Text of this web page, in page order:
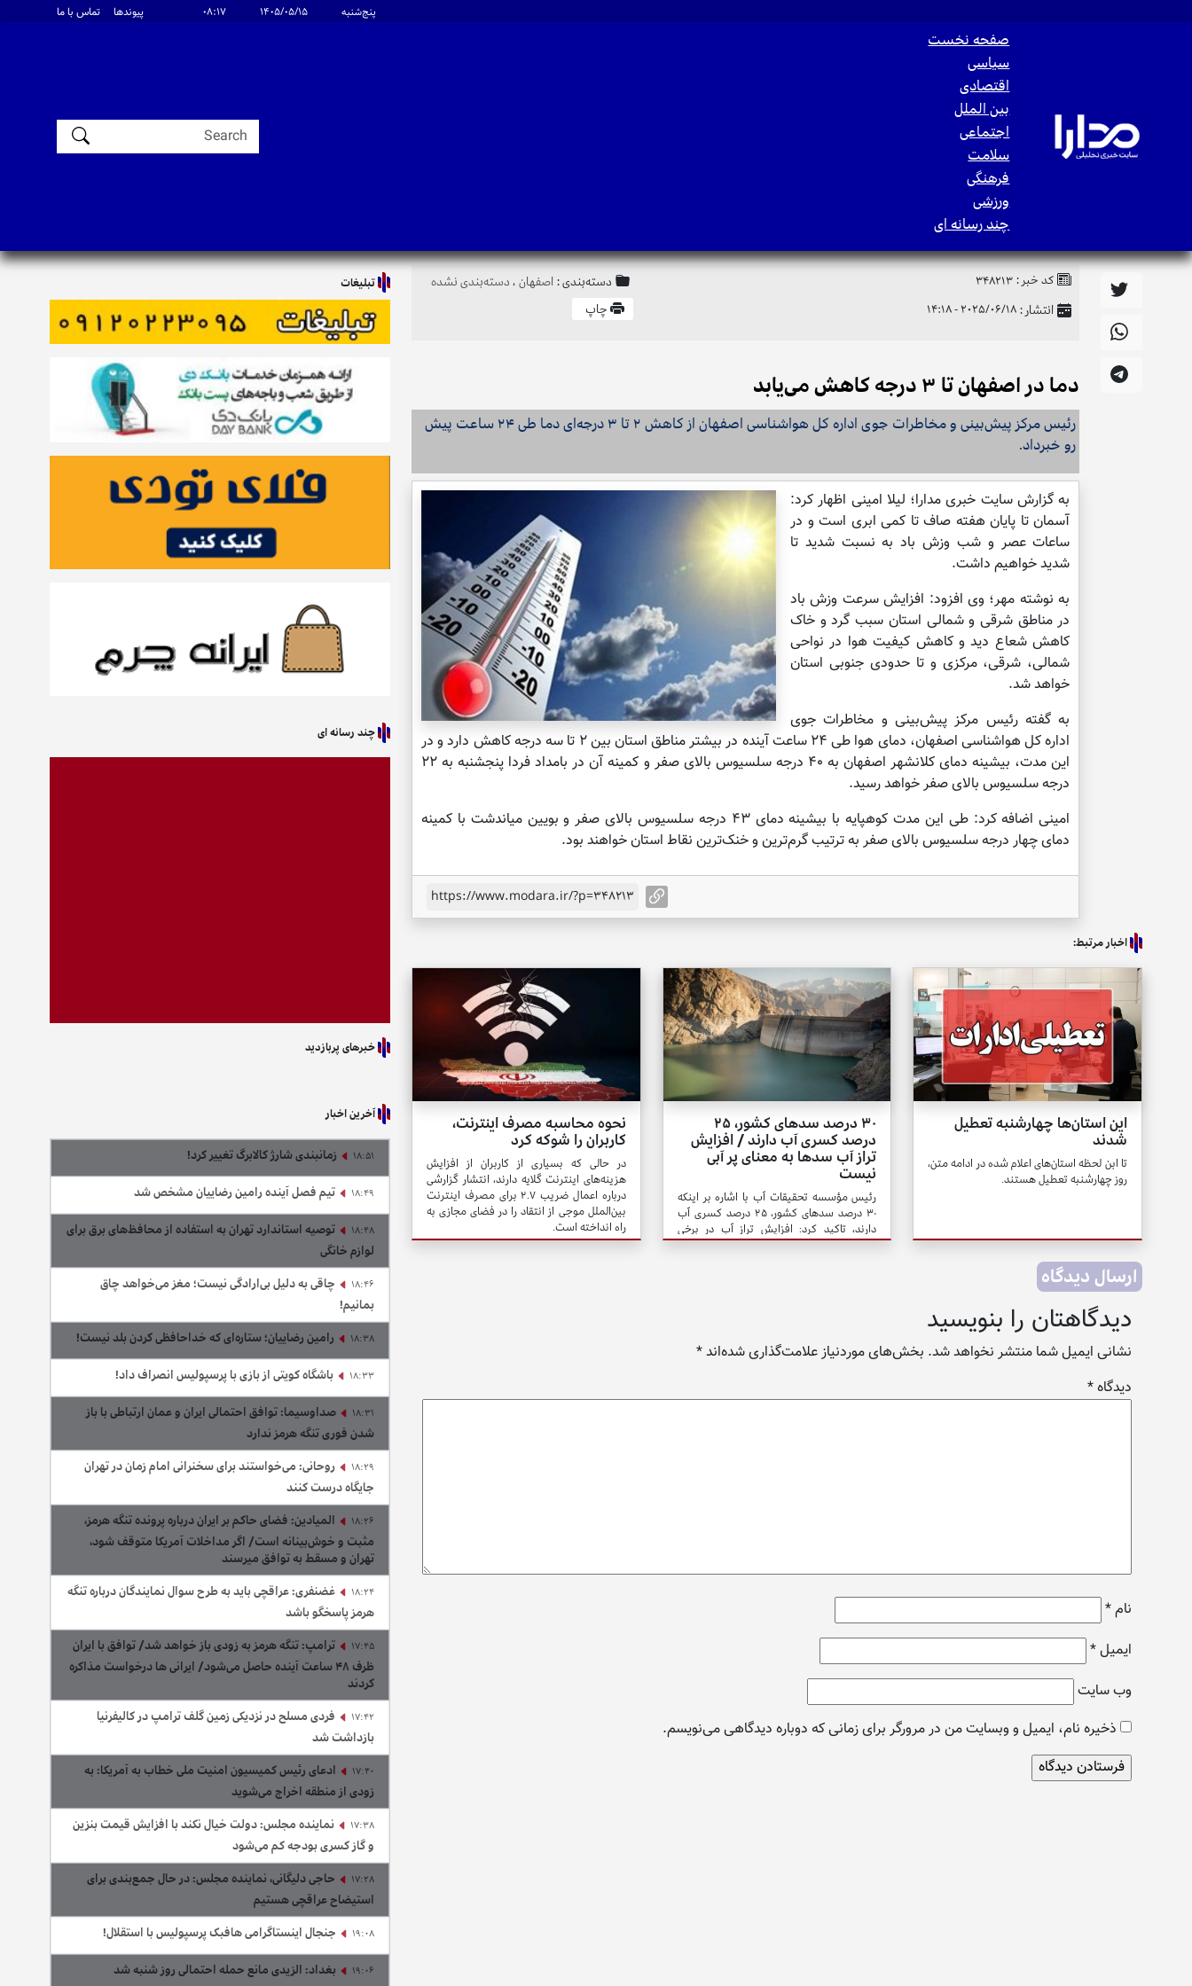
پنج‌شنبه ۱۴۰۵/۰۵/۱۵ ۰۸:۱۷ پیوندها تماس با ما
صفحه نخست
سیاسی
اقتصادی
بین الملل
اجتماعی
سلامت
فرهنگی
ورزشی
چند رسانه ای
کد خبر : 348213
انتشار : 2025/06/18 - 14:18
دسته‌بندی : اصفهان ،دسته‌بندی نشده
چاپ
دما در اصفهان تا ۳ درجه کاهش می‌یابد
رئیس مرکز پیش‌بینی و مخاطرات جوی اداره کل هواشناسی اصفهان از کاهش ۲ تا ۳ درجه‌ای دما طی ۲۴ ساعت پیش
رو خبرداد.‌
به گزارش سایت خبری مدارا؛ لیلا امینی اظهار کرد:
آسمان تا پایان هفته صاف تا کمی ابری است و در
ساعات عصر و شب وزش باد به نسبت شدید تا
شدید خواهیم داشت.
به نوشته مهر؛ وی افزود: افزایش سرعت وزش باد
در مناطق شرقی و شمالی استان سبب گرد و خاک
کاهش شعاع دید و کاهش کیفیت هوا در نواحی
شمالی، شرقی، مرکزی و تا حدودی جنوبی استان
خواهد شد.
به گفته رئیس مرکز پیش‌بینی و مخاطرات جوی
اداره کل هواشناسی اصفهان، دمای هوا طی ۲۴ ساعت آینده در بیشتر مناطق استان بین ۲ تا سه درجه کاهش دارد و در
این مدت، بیشینه دمای کلانشهر اصفهان به ۴۰ درجه سلسیوس بالای صفر و کمینه آن در بامداد فردا پنجشنبه به ۲۲
درجه سلسیوس بالای صفر خواهد رسید.
امینی اضافه کرد: طی این مدت کوهپایه با بیشینه دمای ۴۳ درجه سلسیوس بالای صفر و بویین میاندشت با کمینه
دمای چهار درجه سلسیوس بالای صفر به ترتیب گرم‌ترین و خنک‌ترین نقاط استان خواهند بود.
https://www.modara.ir/?p=348213
اخبار مرتبط:
این استان‌ها چهارشنبه تعطیل
شدند
تا ابن لحظه استان‌های اعلام شده در ادامه متن،
روز چهارشنبه تعطیل هستند.
۳۰ درصد سدهای کشور، ۲۵
درصد کسری آب دارند / افزایش
تراز آب سدها به معنای پر آبی
نیست
رئیس مؤسسه تحقیقات آب با اشاره بر اینکه
۳۰ درصد سدهای کشور، ۲۵ درصد کسری آب
دارند، تاکید کرد: افزایش تراز آب در برخی
مخازن الزاماً به معنای بهبود وضعیت منابع آبی
نحوه محاسبه مصرف اینترنت،
کاربران را شوکه کرد
در حالی که بسیاری از کاربران از افزایش
هزینه‌های اینترنت گلایه دارند، انتشار گزارشی
درباره اعمال ضریب ۲.۷ برای مصرف اینترنت
بین‌الملل موجی از انتقاد را در فضای مجازی به
راه انداخته است.
ارسال دیدگاه
دیدگاهتان را بنویسید
نشانی ایمیل شما منتشر نخواهد شد. بخش‌های موردنیاز علامت‌گذاری شده‌اند*
دیدگاه*
نام*
ایمیل*
وب‌ سایت
ذخیره نام، ایمیل و وبسایت من در مرورگر برای زمانی که دوباره دیدگاهی می‌نویسم.
تبلیغات
چند رسانه ای
خبرهای پربازدید
آخرین اخبار
18:51 زمانبندی شارژ کالابرگ تغییر کرد!
18:49 تیم فصل آینده رامین رضاییان مشخص شد
18:48
توصیه استاندارد تهران به استفاده از محافظ‌های برق برای
لوازم خانگی
18:46
چاقی به دلیل بی‌ارادگی نیست؛ مغز می‌خواهد چاق
بمانیم!
18:38 رامین رضاییان؛ ستاره‌ای که خداحافظی کردن بلد نیست!
18:33 باشگاه کویتی از بازی با پرسپولیس انصراف داد!
18:31
صداوسیما: توافق احتمالی ایران و عمان ارتباطی با باز
شدن فوری تنگه هرمز ندارد
18:29
روحانی: می‌خواستند برای سخنرانی امام زمان در تهران
جایگاه درست کنند
18:26
المیادین: فضای حاکم بر ایران درباره پرونده تنگه هرمز،
مثبت و خوش‌بینانه است/ اگر مداخلات آمریکا متوقف شود،
تهران و مسقط به توافق میرسند
18:24
غضنفری: عراقچی باید به طرح سوال نمایندگان درباره تنگه
هرمز پاسخگو باشد
17:45
ترامپ: تنگه هرمز به زودی باز خواهد شد/ توافق با ایران
ظرف ۴۸ ساعت آینده حاصل می‌شود/ ایرانی ها درخواست مذاکره
کردند
17:42
فردی مسلح در نزدیکی زمین گلف ترامپ در کالیفرنیا
بازداشت شد
17:40
ادعای رئیس کمیسیون امنیت ملی خطاب به آمریکا: به
زودی از منطقه اخراج می‌شوید
17:38
نماینده مجلس: دولت خیال نکند با افزایش قیمت بنزین‌
و گاز کسری بودجه کم می‌شود
17:28
حاجی دلیگانی، نماینده مجلس: در حال جمع‌بندی برای
استیضاح عراقچی هستیم
19:08 جنجال اینستاگرامی هافبک پرسپولیس با استقلال!
19:06 بغداد: الزیدی مانع حمله احتمالی روز شنبه شد